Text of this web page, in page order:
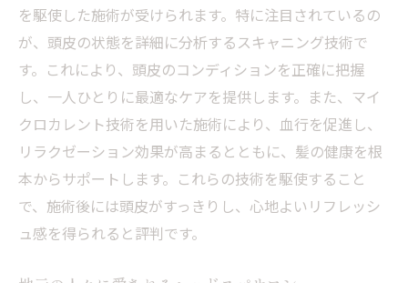
極上のリラクゼーションを提供する札幌のヘッ
ドスパ体験
札幌で人気の高いリラクゼーションスポッ
ト
極上の時間を提供するサービス内容
頭皮ケアによる至福の時間
リピーター続出の理由を探る
都会の喧騒から解き放たれる瞬間
を駆使した施術が受けられます。特に注目されているの
が、頭皮の状態を詳細に分析するスキャニング技術で
す。これにより、頭皮のコンディションを正確に把握
し、一人ひとりに最適なケアを提供します。また、マイ
クロカレント技術を用いた施術により、血行を促進し、
リラクゼーション効果が高まるとともに、髪の健康を根
本からサポートします。これらの技術を駆使すること
で、施術後には頭皮がすっきりし、心地よいリフレッシ
ュ感を得られると評判です。